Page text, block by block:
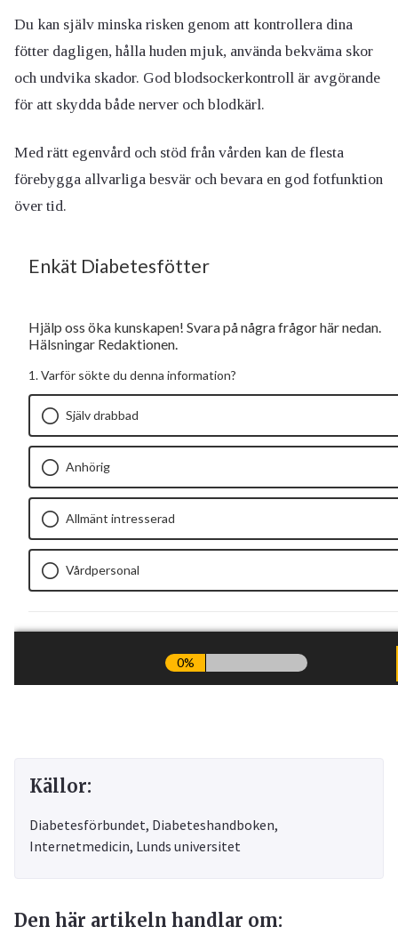
Du kan själv minska risken genom att kontrollera dina
fötter dagligen, hålla huden mjuk, använda bekväma skor
och undvika skador. God blodsockerkontroll är avgörande
för att skydda både nerver och blodkärl.
Med rätt egenvård och stöd från vården kan de flesta
förebygga allvarliga besvär och bevara en god fotfunktion
över tid.
Källor:
Diabetesförbundet, Diabeteshandboken,
Internetmedicin, Lunds universitet
Den här artikeln handlar om: